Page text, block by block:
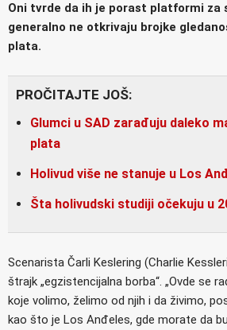
Oni tvrde da ih je porast platformi za
generalno ne otkrivaju brojke
plata.
PROČITAJTE JOŠ:
Glumci u SAD zarađuju daleko
plata
Holivud više ne stanuje u Los
Šta holivudski studiji očekuju u
Scenarista Čarli Keslering (Charlie
štrajk „egzistencijalna borba“. „Ovde se
koje volimo, želimo od njih i da živimo,
kao što je Los Anđeles, gde morate da